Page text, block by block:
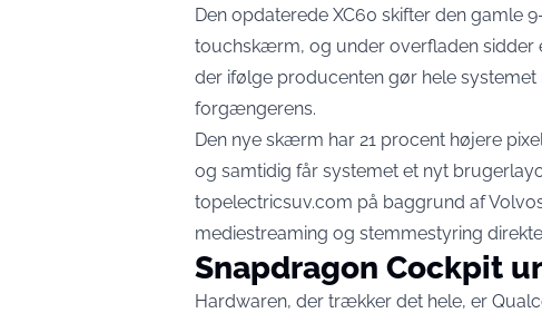
Den opdaterede XC60 skifter den gamle
touchskærm, og under overfladen
der ifølge producenten gør hele
forgængerens.
Den nye skærm har 21 procent højere
og samtidig får systemet et nyt
topelectricsuv.com på baggrund af
mediestreaming og stemmestyring
Snapdragon Cockpit
Hardwaren, der trækker det hele, er